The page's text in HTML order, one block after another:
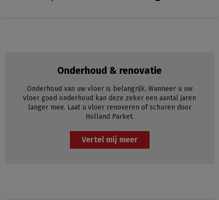
Onderhoud & renovatie
Onderhoud van uw vloer is belangrijk. Wanneer u uw
vloer goed onderhoud kan deze zeker een aantal jaren
langer mee. Laat u vloer renoveren of schuren door
Holland Parket.
Vertel mij meer